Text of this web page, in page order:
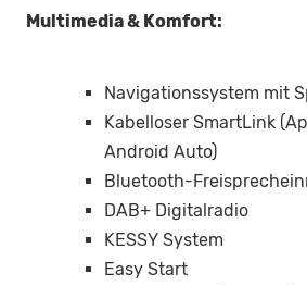
Multimedia & Komfort:
Navigationssystem mit
Kabelloser SmartLink
Android Auto)
Bluetooth-
DAB+ Digitalradio
KESSY System
Easy Start